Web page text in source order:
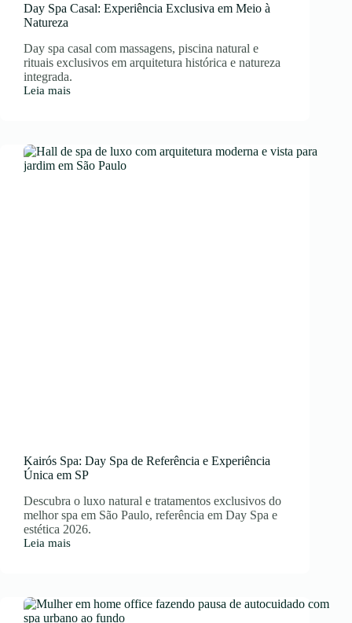
Day Spa Casal: Experiência Exclusiva em Meio à
Natureza
Day spa casal com massagens, piscina natural e
rituais exclusivos em arquitetura histórica e natureza
integrada.
Leia mais
Day
Exclusiva
em
Meio
Kairós Spa: Day Spa de Referência e Experiência
Única em SP
Descubra o luxo natural e tratamentos exclusivos do
melhor spa em São Paulo, referência em Day Spa e
estética 2026.
Leia mais
Kairós
de
Referência